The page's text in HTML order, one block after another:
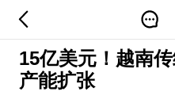
15亿美元！越南
产能扩张